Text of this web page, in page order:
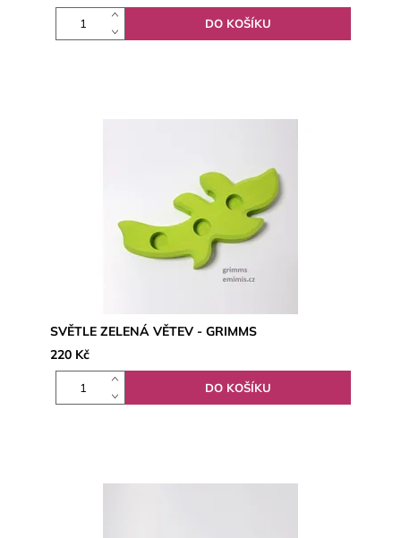
SVĚTLE ZELENÁ VĚTEV - GRIMMS
220 Kč